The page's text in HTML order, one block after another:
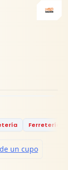
Ferretería